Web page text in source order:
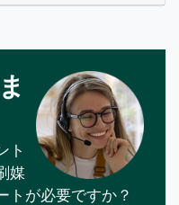
ト
媒
トが必要ですか？